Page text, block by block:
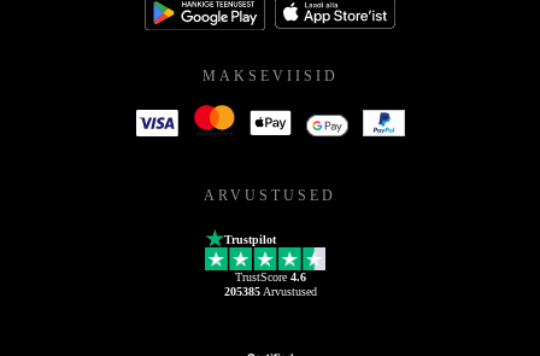
MAKSEVIISID
ARVUSTUSED
Trustpilot
TrustScore 4.6
205385Arvustused